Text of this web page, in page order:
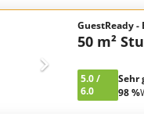
GuestReady
50 m²
5.0/
6.0
Sehr
98 %